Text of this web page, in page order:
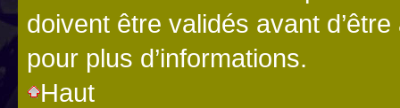
doivent être validés avant
pour plus d’informations.
Haut